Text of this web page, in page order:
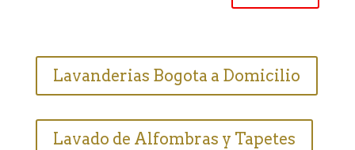
Lavanderias Bogota a Domicilio
Lavado de Alfombras y Tapetes